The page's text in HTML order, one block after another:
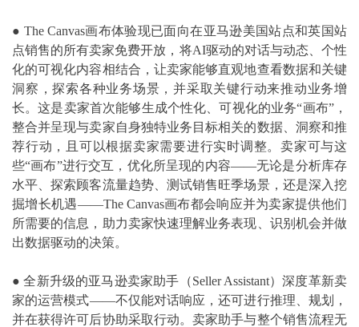
● The Canvas画布体验现已面向在亚马逊美国站点和英国站
点销售的所有卖家免费开放，将AI驱动的对话与动态、个性
化的可视化内容相结合，让卖家能够直观地查看数据和关键
洞察，探索各种业务场景，并采取关键行动来推动业务增
长。这是卖家首次能够生成个性化、可视化的业务“画布”，
整合并呈现与卖家自身独特业务目标相关的数据、洞察和推
荐行动，且可以根据卖家需要进行实时调整。卖家可与这
些“画布”进行交互，优化所呈现的内容——无论是分析库存
水平、探索顾客流量趋势、测试销售旺季场景，还是深入挖
掘增长机遇——The Canvas画布都会响应并为卖家提供他们
所需要的信息，助力卖家快速理解业务表现、识别机会并做
出数据驱动的决策。
●全新升级的亚马逊卖家助手（Seller Assistant）深度革新卖
家的运营模式——不仅能对话响应，还可进行推理、规划，
并在获得许可后协助采取行动。卖家助手与整个销售流程无